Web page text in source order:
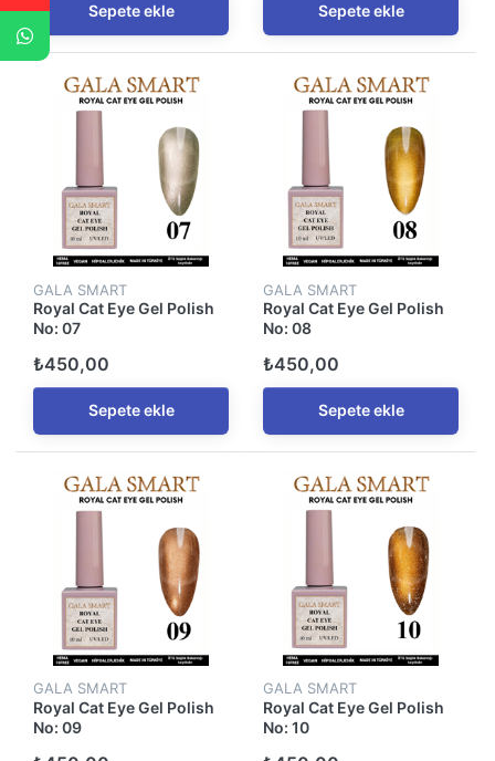
Sepete ekle Sepete ekle
GALA SMART
Royal Cat Eye Gel Polish
No: 07
₺450,00
Sepete ekle
GALA SMART
Royal Cat Eye Gel Polish
No: 08
₺450,00
Sepete ekle
GALA SMART
Royal Cat Eye Gel Polish
No: 09
GALA SMART
Royal Cat Eye Gel Polish
No: 10